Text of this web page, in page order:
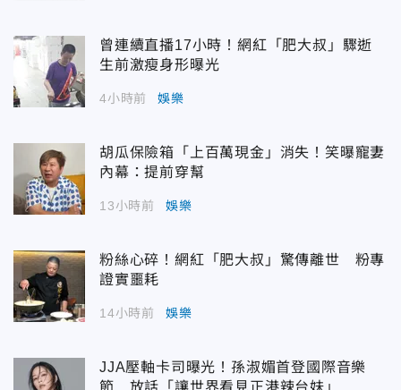
曾連續直播17小時！網紅「肥大叔」驟逝
生前激瘦身形曝光
4小時前 娛樂
胡瓜保險箱「上百萬現金」消失！笑曝寵妻
內幕：提前穿幫
13小時前 娛樂
粉絲心碎！網紅「肥大叔」驚傳離世 粉專
證實噩耗
14小時前 娛樂
JJA壓軸卡司曝光！孫淑媚首登國際音樂